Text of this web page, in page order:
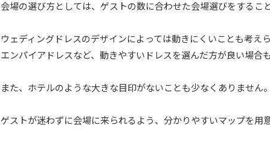
会場の選び方としては、ゲストの数に合わせた会場選びをするこ
ウェディングドレスのデザインによっては動きにくいことも考え
エンパイアドレスなど、動きやすいドレスを選んだ方が良い場合も
また、ホテルのような大きな目印がないことも少なくありません。
ゲストが迷わずに会場に来られるよう、分かりやすいマップを用